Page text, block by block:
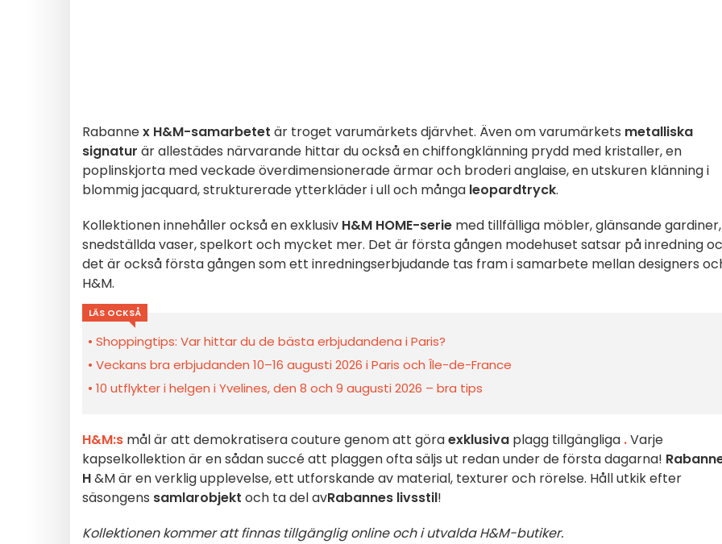
Rabannex H&M-samarbetet är troget varumärkets djärvhet. Även om varumärkets metalliska
signatur är allestädes närvarande hittar du också en chiffongklänning prydd med kristaller, en
poplinskjorta med veckade överdimensionerade ärmar och broderi anglaise, en utskuren klänning i
blommig jacquard, strukturerade ytterkläder i ull och många leopardtryck.
Kollektionen innehåller också en exklusiv H&M HOME-serie med tillfälliga möbler, glänsande gardiner,
snedställda vaser, spelkort och mycket mer. Det är första gången modehuset satsar på inredning
det är också första gången som ett inredningserbjudande tas fram i samarbete mellan designers
H&M.
LÄS OCKSÅ
Shoppingtips: Var hittar du de bästa erbjudandena i Paris?
Veckans bra erbjudanden 10–16 augusti 2026 i Paris och Île-de-France
10 utflykter i helgen i Yvelines, den 8 och 9 augusti 2026 – bra tips
H&M:s mål är att demokratisera couture genom att göraexklusiva plagg tillgängliga .Varje
kapselkollektion är en sådan succé att plaggen ofta säljs ut redan under de första dagarna!
H&M är en verklig upplevelse, ett utforskande av material, texturer och rörelse. Håll utkik efter
säsongens samlarobjekt och ta del avRabannes livsstil!
Kollektionen kommer att finnas tillgänglig online och i utvalda H&M-butiker.